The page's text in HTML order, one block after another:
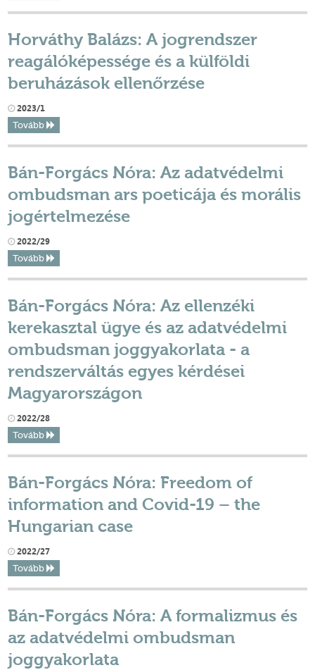
Horváthy Balázs: A jogrendszer
reagálóképessége és a külföldi
beruházások ellenőrzése
2023/1
Tovább
Bán-Forgács Nóra: Az adatvédelmi
ombudsman ars poeticája és morális
jogértelmezése
2022/29
Tovább
Bán-Forgács Nóra: Az ellenzéki
kerekasztal ügye és az adatvédelmi
ombudsman joggyakorlata - a
rendszerváltás egyes kérdései
Magyarországon
2022/28
Tovább
Bán-Forgács Nóra: Freedom of
information and Covid-19 – the
Hungarian case
2022/27
Tovább
Bán-Forgács Nóra: A formalizmus és
az adatvédelmi ombudsman
joggyakorlata